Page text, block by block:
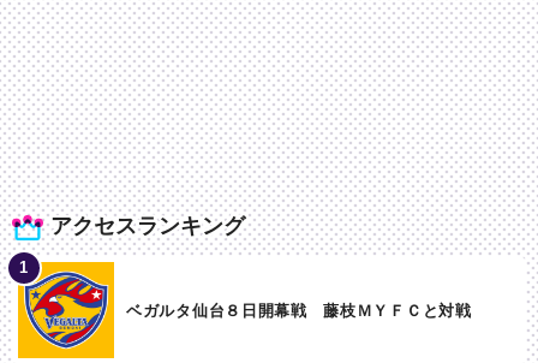
アクセスランキング
ベガルタ仙台８日開幕戦 藤枝ＭＹＦＣと対戦